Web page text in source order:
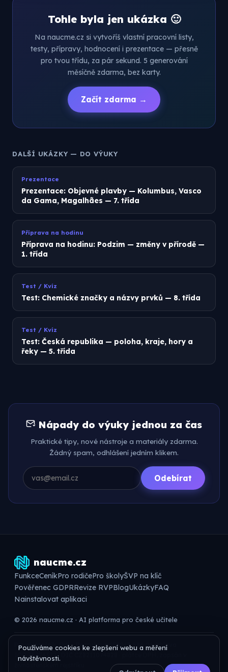
Tohle byla jen ukázka 🙂
Na naucme.cz si vytvoříš vlastní pracovní listy,
testy, přípravy, hodnocení i prezentace — přesně
pro tvou třídu, za pár sekund. 5 generování
měsíčně zdarma, bez karty.
Začít zdarma →
DALŠÍ UKÁZKY — DO VÝUKY
Prezentace
Prezentace: Objevné plavby — Kolumbus, Vasco
da Gama, Magalhães — 7. třída
Příprava na hodinu
Příprava na hodinu: Podzim — změny v přírodě —
1. třída
Test / Kvíz
Test: Chemické značky a názvy prvků — 8. třída
Test / Kvíz
Test: Česká republika — poloha, kraje, hory a
řeky — 5. třída
Nápady do výuky jednou za čas
Praktické tipy, nové nástroje a materiály zdarma.
Žádný spam, odhlášení jedním klikem.
Odebírat
Používáme cookies ke zlepšení webu a měření
návštěvnosti.
naucme.cz
FunkceCeníkPro rodičePro školyŠVP na klíč
Pověřenec GDPRRevize RVPBlogUkázkyFAQ
Nainstalovat aplikaci
© 2026 naucme.cz · AI platforma pro české učitele
Pavel Vitešník, DiS. · Bezručova 1580/7, 586 01 Jihlava
IČO 75774372 · DIČ CZ8211074828 · plátce DPH, zapsán v